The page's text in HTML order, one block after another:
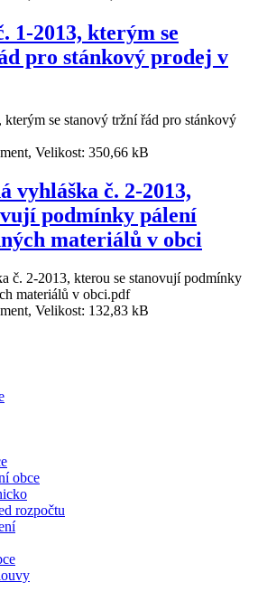
1-2013, kterým se
pro stánkový prodej v
se stanový tržní řád pro stánkový
Velikost: 350,66 kB
vyhláška č. 2-2013,
podmínky pálení
materiálů v obci
č. 2-2013, kterou se stanovují podmínky
materiálů v obci.pdf
Velikost: 132,83 kB
obce
rozpočtu